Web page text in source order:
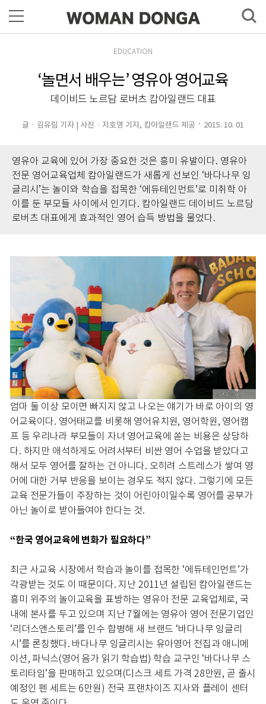
EDUCATION
‘놀면서 배우는’ 영유아 영어교육
데이비드 노르담 로버츠 캄아일랜드 대표
글 · 김유림 기자 | 사진 · 지호영 기자, 캄아일랜드 제공 2015. 10. 01
영유아 교육에 있어 가장 중요한 것은 흥미 유발이다. 영유아
전문 영어교육업체 캄아일랜드가 새롭게 선보인 ‘바다나무 잉
글리시’는 놀이와 학습을 접목한 ‘에듀테인먼트’로 미취학 아
이를 둔 부모들 사이에서 인기다. 캄아일랜드 데이비드 노르담
로버츠 대표에게 효과적인 영어 습득 방법을 물었다.
엄마 둘 이상 모이면 빠지지 않고 나오는 얘기가 바로 아이의 영
어교육이다. 영어태교를 비롯해 영어유치원, 영어학원, 영어캠
프 등 우리나라 부모들이 자녀 영어교육에 쏟는 비용은 상당하
다. 하지만 애석하게도 어려서부터 비싼 영어 수업을 받았다고
해서 모두 영어를 잘하는 건 아니다. 오히려 스트레스가 쌓여 영
어에 대한 거부 반응을 보이는 경우도 적지 않다. 그렇기에 모든
교육 전문가들이 주장하는 것이 어린아이일수록 영어를 공부가
아닌 놀이로 받아들여야 한다는 것.
“한국 영어교육에 변화가 필요하다”
최근 사교육 시장에서 학습과 놀이를 접목한 ‘에듀테인먼트’가
각광받는 것도 이 때문이다. 지난 2011년 설립된 캄아일랜드는
흥미 위주의 놀이교육을 표방하는 영유아 전문 교육업체로, 국
내에 본사를 두고 있으며 지난 7월에는 영유아 영어 전문기업인
‘리더스앤스토리’를 인수 합병해 새 브랜드 ‘바다나무 잉글리
시’를 론칭했다. 바다나무 잉글리시는 유아영어 전집과 애니메
이션, 파닉스(영어 음가 읽기 학습법) 학습 교구인 ‘바다나무 스
토리타임’을 판매하고 있으며(디스크 세트 가격 28만원, 곧 출시
예정인 펜 세트는 6만원) 전국 프랜차이즈 지사와 플레이 센터